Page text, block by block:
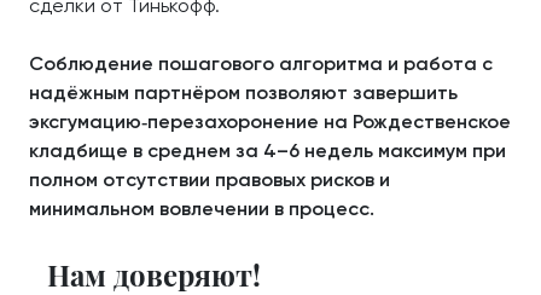
сделки от Тинькофф.
Соблюдение пошагового алгоритма и работа с
надёжным партнёром позволяют завершить
эксгумацию‑перезахоронение на Рождественское
кладбище в среднем за 4–6 недель максимум при
полном отсутствии правовых рисков и
минимальном вовлечении в процесс.
Нам доверяют!